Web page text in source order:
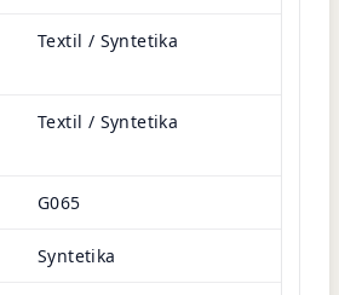
Textil / Syntetika
Textil / Syntetika
G065
Syntetika